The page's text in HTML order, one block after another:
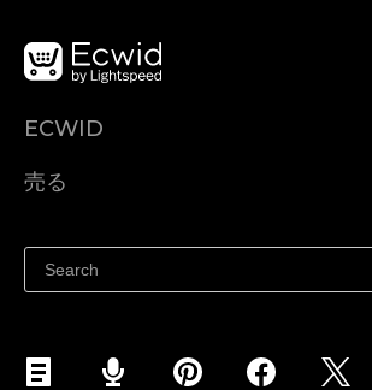
ECWID
ヘルプセンター
売る
Facebookで販売する
Instagramで販売する